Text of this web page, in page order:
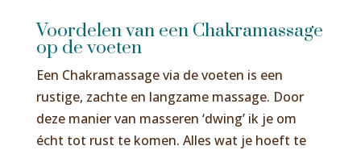
Voordelen van een Chakramassage
op de voeten
Een Chakramassage via de voeten is een
rustige, zachte en langzame massage. Door
deze manier van masseren ‘dwing’ ik je om
écht tot rust te komen. Alles wat je hoeft te